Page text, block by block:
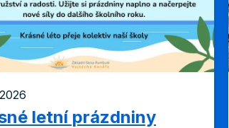
letní prázdniny